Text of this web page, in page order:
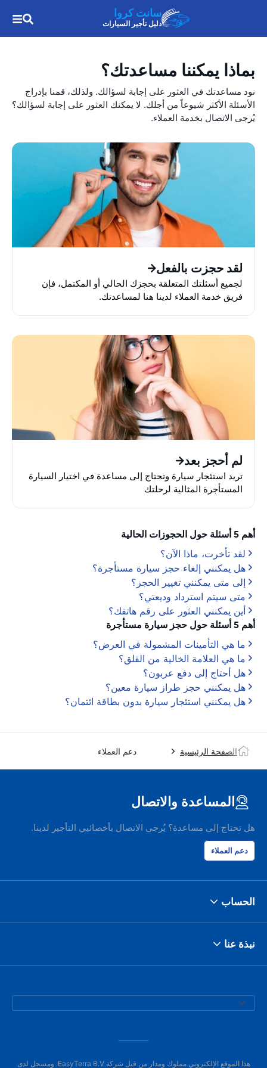
سانت كروا
دليل تأجير السيارات
بماذا يمكننا مساعدتك؟
نود مساعدتك في العثور على إجابة لسؤالك. ولذلك، قمنا بإدراج
الأسئلة الأكثر شيوعاً من أجلك. لا يمكنك العثور على إجابة لسؤالك؟
يُرجى الاتصال بخدمة العملاء.
لقد حجزت بالفعل
لجميع أسئلتك المتعلقة بحجزك الحالي أو المكتمل، فإن
فريق خدمة العملاء لدينا هنا لمساعدتك.
لم أحجز بعد
تريد استئجار سيارة وتحتاج إلى مساعدة في اختيار السيارة
المستأجرة المثالية لرحلتك
أهم 5 أسئلة حول الحجوزات الحالية
لقد تأخرت، ماذا الآن؟
هل يمكنني إلغاء حجز سيارة مستأجرة؟
إلى متى يمكنني تغيير الحجز؟
متى سيتم استرداد وديعتي؟
أين يمكنني العثور على رقم هاتفك؟
أهم 5 أسئلة حول حجز سيارة مستأجرة
ما هي التأمينات المشمولة في العرض؟
ما هي العلامة الخالية من القلق؟
هل أحتاج إلى دفع عربون؟
هل يمكنني حجز طراز سيارة معين؟
هل يمكنني استئجار سيارة بدون بطاقة ائتمان؟
الصفحة الرئيسية دعم العملاء
المساعدة والاتصال
هل تحتاج إلى مساعدة؟ يُرجى الاتصال بأخصائيي التأجير لدينا.
دعم العملاء
الحساب
نبذة عنا
هذا الموقع الإلكتروني مملوك ومدار من قبل شركة EasyTerra B.V. ومسجل لدى